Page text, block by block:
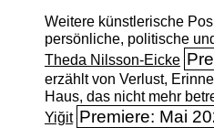
Weitere künstlerische
persönliche, politische
Theda Nilsson-Eicke
erzählt von Verlust,
Haus, das nicht mehr
Yiğit Premiere: Mai